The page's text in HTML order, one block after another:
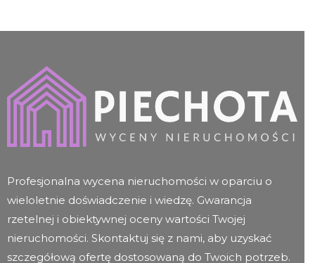
Profesjonalna wycena nieruchomości w oparciu o
wieloletnie doświadczenie i wiedzę. Gwarancja
rzetelnej i obiektywnej oceny wartości Twojej
nieruchomości. Skontaktuj się z nami, aby uzyskać
szczegółową ofertę dostosowaną do Twoich potrzeb.